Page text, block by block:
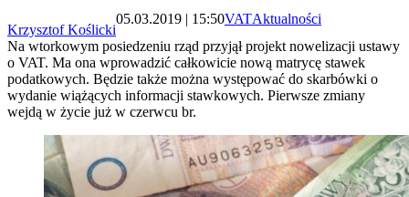
Krzysztof Koślicki
05.03.2019 | 15:50VATAktualności
Na wtorkowym posiedzeniu rząd przyjął projekt nowelizacji ustawy
o VAT. Ma ona wprowadzić całkowicie nową matrycę stawek
podatkowych. Będzie także można występować do skarbówki o
wydanie wiążących informacji stawkowych. Pierwsze zmiany
wejdą w życie już w czerwcu br.